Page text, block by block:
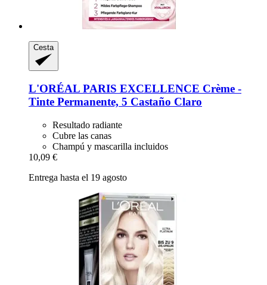
Cesta
L'ORÉAL PARIS EXCELLENCE Crème -​
Tinte Permanente, 5 Castaño Claro
Resultado radiante
Cubre las canas
Champú y mascarilla incluidos
10,09 €
Entrega hasta el 19 agosto